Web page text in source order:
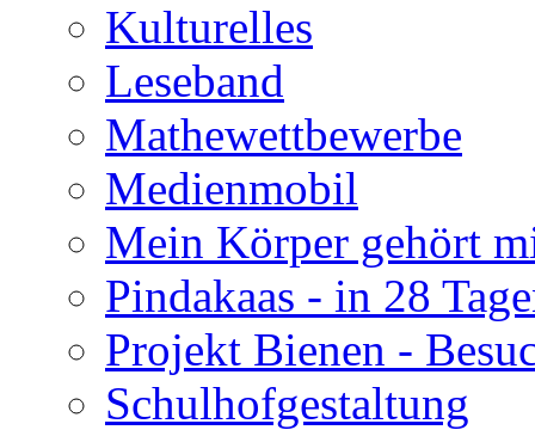
Kulturelles
Leseband
Mathewettbewerbe
Medienmobil
Mein Körper gehört
Pindakaas - in 28
Projekt Bienen -
Schulhofgestaltung